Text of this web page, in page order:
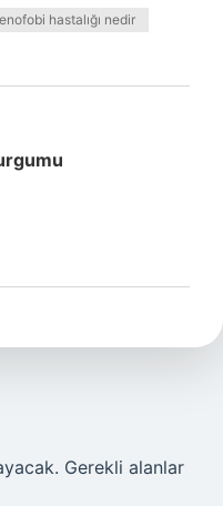
hastalığı nedir
Gerekli alanlar